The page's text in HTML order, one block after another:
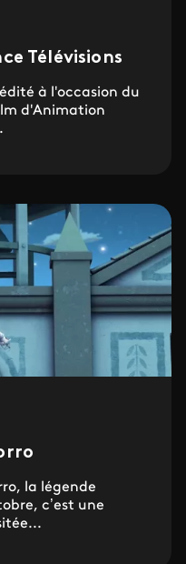
Télévisions
à l'occasion du
d'Animation
la légende
c’est une